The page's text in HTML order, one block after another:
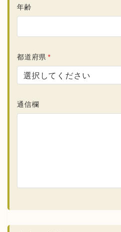
年齢
都道府県 *
通信欄